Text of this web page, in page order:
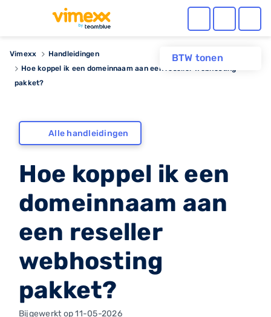
BTW tonen
Vimexx
Handleidingen
Hoe koppel ik een domeinnaam aan een reseller webhosting
pakket?
Alle handleidingen
Hoe koppel ik een
domeinnaam aan
een reseller
webhosting
pakket?
Bijgewerkt op 11-05-2026